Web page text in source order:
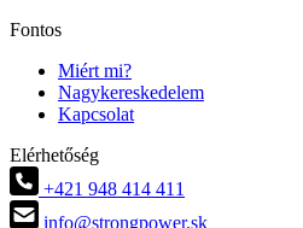
Fontos
Miért mi?
Nagykereskedelem
Kapcsolat
Elérhetőség
+421 948 414 411
info@strongpower.sk